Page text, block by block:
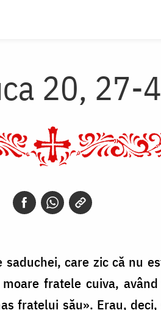
20, 27-
care zic că nu
fratele cuiva,
fratelui său». Erau,